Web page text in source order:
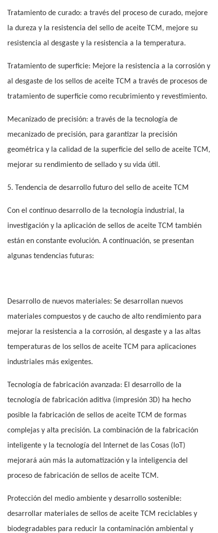
Tratamiento de curado: a través del proceso de curado, mejore
la dureza y la resistencia del sello de aceite TCM, mejore su
resistencia al desgaste y la resistencia a la temperatura.
Tratamiento de superficie: Mejore la resistencia a la corrosión y
al desgaste de los sellos de aceite TCM a través de procesos de
tratamiento de superficie como recubrimiento y revestimiento.
Mecanizado de precisión: a través de la tecnología de
mecanizado de precisión, para garantizar la precisión
geométrica y la calidad de la superficie del sello de aceite TCM,
mejorar su rendimiento de sellado y su vida útil.
5. Tendencia de desarrollo futuro del sello de aceite TCM
Con el continuo desarrollo de la tecnología industrial, la
investigación y la aplicación de sellos de aceite TCM también
están en constante evolución. A continuación, se presentan
algunas tendencias futuras:
Desarrollo de nuevos materiales: Se desarrollan nuevos
materiales compuestos y de caucho de alto rendimiento para
mejorar la resistencia a la corrosión, al desgaste y a las altas
temperaturas de los sellos de aceite TCM para aplicaciones
industriales más exigentes.
Tecnología de fabricación avanzada: El desarrollo de la
tecnología de fabricación aditiva (impresión 3D) ha hecho
posible la fabricación de sellos de aceite TCM de formas
complejas y alta precisión. La combinación de la fabricación
inteligente y la tecnología del Internet de las Cosas (IoT)
mejorará aún más la automatización y la inteligencia del
proceso de fabricación de sellos de aceite TCM.
Protección del medio ambiente y desarrollo sostenible:
desarrollar materiales de sellos de aceite TCM reciclables y
biodegradables para reducir la contaminación ambiental y